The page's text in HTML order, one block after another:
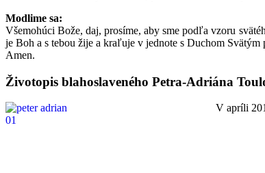
Modlime sa:
Všemohúci Bože, daj, prosíme, aby sme podľa vzoru
je Boh a s tebou žije a kraľuje v jednote s Duchom Svätým
Amen.
Životopis blahoslaveného Petra-Adriána
V apríli